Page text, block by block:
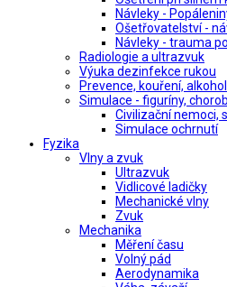
Návleky -
Ošetřovatelství -
Návleky - trauma
Radiologie a ultrazvuk
Výuka dezinfekce rukou
Prevence, kouření, alkohol
Simulace - figuríny,
Civilizační nemoci,
Simulace ochrnutí
Fyzika
Vlny a zvuk
Ultrazvuk
Vidlicové ladičky
Mechanické vlny
Zvuk
Mechanika
Měření času
Volný pád
Aerodynamika